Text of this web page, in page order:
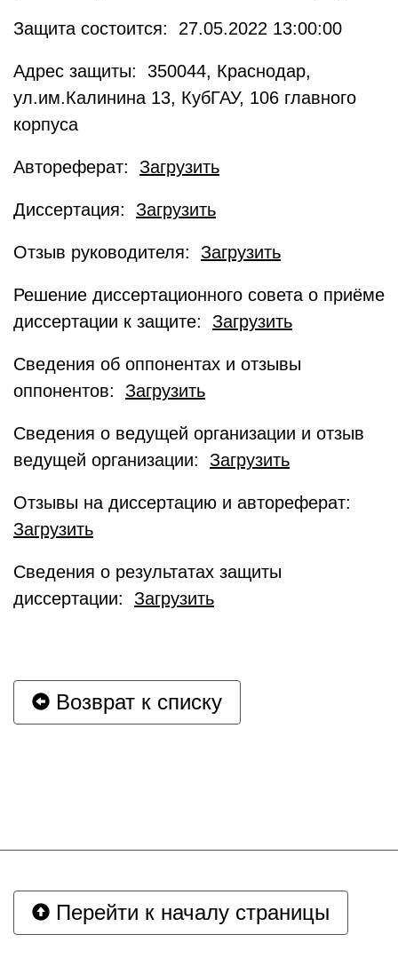
Защита состоится: 27.05.2022 13:00:00
Адрес защиты: 350044, Краснодар,
ул.им.Калинина 13, КубГАУ, 106 главного
корпуса
Автореферат: Загрузить
Диссертация: Загрузить
Отзыв руководителя: Загрузить
Решение диссертационного совета о приёме
диссертации к защите: Загрузить
Сведения об оппонентах и отзывы
оппонентов: Загрузить
Сведения о ведущей организации и отзыв
ведущей организации: Загрузить
Отзывы на диссертацию и автореферат:
Загрузить
Сведения о результатах защиты
диссертации: Загрузить
Возврат к списку
Перейти к началу страницы